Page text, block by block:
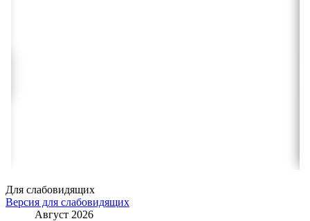
Для слабовидящих
Версия для слабовидящих
Август 2026